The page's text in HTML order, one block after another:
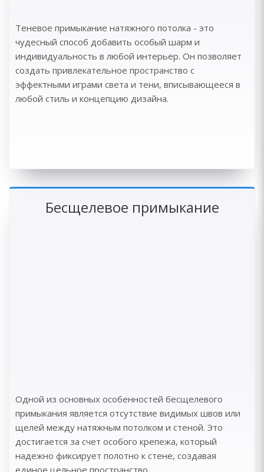
Теневое примыкание натяжного потолка - это
чудесный способ добавить особый шарм и
индивидуальность в любой интерьер. Он позволяет
создать привлекательное пространство с
эффектными играми света и тени, вписывающееся в
любой стиль и концепцию дизайна.
Бесщелевое примыкание
Одной из основных особенностей бесщелевого
примыкания является отсутствие видимых швов или
щелей между натяжным потолком и стеной. Это
достигается за счет особого крепежа, который
надежно фиксирует полотно к стене, создавая
единое цельное пространство.